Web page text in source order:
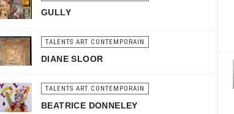
GULLY
TALENTS ART CONTEMPORAIN
DIANE SLOOR
TALENTS ART CONTEMPORAIN
BEATRICE DONNELEY